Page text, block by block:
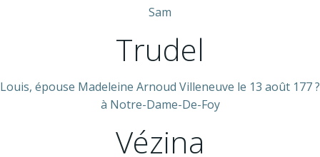
Sam
Trudel
Louis, épouse Madeleine Arnoud Villeneuve le 13 août 177 ?
à Notre-Dame-De-Foy
Vézina